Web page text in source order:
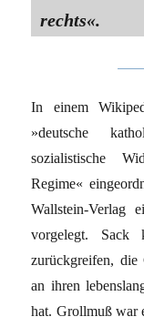
rechts«.
In einem
»deutsche
sozialistische
Regime«
Wallstein-Verlag
vorgelegt.
zurückgreifen, die
an ihren
hat. Grollmuß war